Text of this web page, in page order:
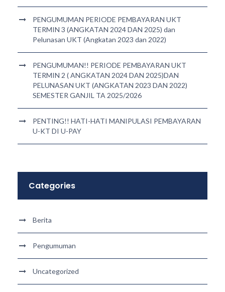
PENGUMUMAN PERIODE PEMBAYARAN UKT
TERMIN 3 (ANGKATAN 2024 DAN 2025) dan
Pelunasan UKT (Angkatan 2023 dan 2022)
PENGUMUMAN!! PERIODE PEMBAYARAN UKT
TERMIN 2 ( ANGKATAN 2024 DAN 2025)DAN
PELUNASAN UKT (ANGKATAN 2023 DAN 2022)
SEMESTER GANJIL TA 2025/2026
PENTING!! HATI-HATI MANIPULASI PEMBAYARAN
U-KT DI U-PAY
Categories
Berita
Pengumuman
Uncategorized